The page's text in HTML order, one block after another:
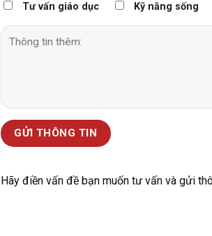
Tư vấn giáo dục Kỹ năng sống
Hãy điền vấn đề bạn muốn tư vấn và gửi